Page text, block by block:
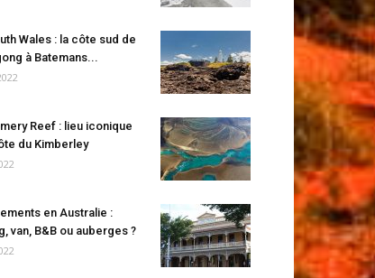
Wales : la côte sud de
à Batemans...
Reef : lieu iconique
du Kimberley
en Australie :
van, B&B ou auberges ?